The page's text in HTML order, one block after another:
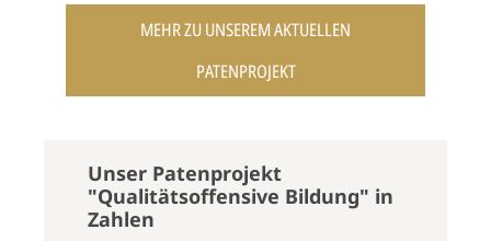
MEHR ZU UNSEREM AKTUELLEN
PATENPROJEKT
Unser Patenprojekt
"Qualitätsoffensive Bildung" in
Zahlen